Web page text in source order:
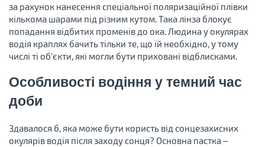
за рахунок нанесення спеціальної поляризаційної плівки
кількома шарами під різним кутом. Така лінза блокує
попадання відбитих променів до ока. Людина у окулярах
водія краплях бачить тільки те, що їй необхідно, у тому
числі ті об'єкти, які могли бути приховані відблисками.
Особливості водіння у темний час
доби
Здавалося б, яка може бути користь від сонцезахисних
окулярів водія після заходу сонця? Основна пастка –